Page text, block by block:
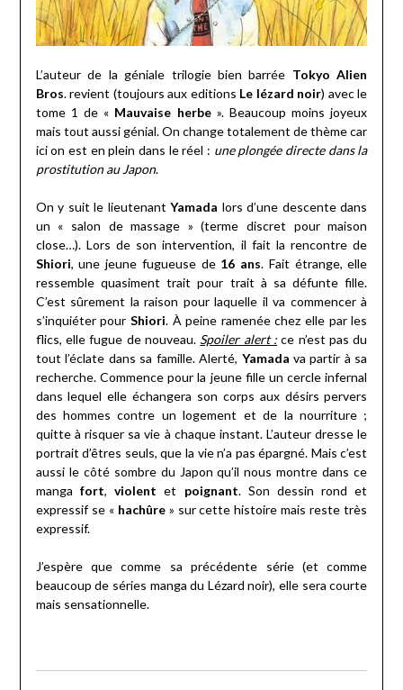
L’auteur de la géniale trilogie bien barrée Tokyo Alien
Bros. revient (toujours aux editions Le lézard noir) avec le
tome 1 de « Mauvaise herbe». Beaucoup moins joyeux
mais tout aussi génial. On change totalement de thème car
ici on est en plein dans le réel : une plongée directe dans la
prostitution au Japon.
On y suit le lieutenantYamada lors d’une descente dans
un « salon de massage » (terme discret pour maison
close…). Lors de son intervention, il fait la rencontre de
Shiori, une jeune fugueuse de 16 ans. Fait étrange, elle
ressemble quasiment trait pour trait à sa défunte fille.
C’est sûrement la raison pour laquelle il va commencer à
s’inquiéter pour Shiori. À peine ramenée chez elle par les
flics, elle fugue de nouveau. Spoiler alert : ce n’est pas du
tout l’éclate dans sa famille. Alerté, Yamada va partir à sa
recherche. Commence pour la jeune fille un cercle infernal
dans lequel elle échangera son corps aux désirs pervers
des hommes contre un logement et de la nourriture ;
quitte à risquer sa vie à chaque instant. L’auteur dresse le
portrait d’êtres seuls, que la vie n’a pas épargné. Mais c’est
aussi le côté sombre du Japon qu’il nous montre dans ce
manga fort,violent et poignant. Son dessin rond et
expressif se « hachûre» sur cette histoire mais reste très
expressif.
J’espère que comme sa précédente série (et comme
beaucoup de séries manga du Lézard noir), elle sera courte
mais sensationnelle.